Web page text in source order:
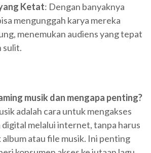
Ketat: Dengan banyaknya
mengunggah karya mereka
menemukan audiens yang tepat
sulit.
musik dan mengapa penting?
adalah cara untuk mengakses
digital melalui internet, tanpa harus
album atau file musik. Ini penting